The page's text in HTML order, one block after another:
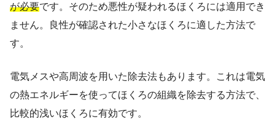
が必要です。そのため悪性が疑われるほくろには適用でき
ません。良性が確認された小さなほくろに適した方法で
す。
電気メスや高周波を用いた除去法もあります。これは電気
の熱エネルギーを使ってほくろの組織を除去する方法で、
比較的浅いほくろに有効です。